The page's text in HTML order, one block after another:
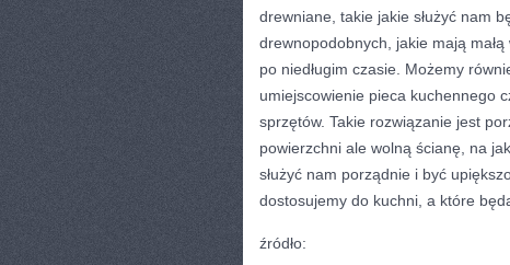
drewniane, takie jakie służyć nam
drewnopodobnych, jakie mają
po niedługim czasie. Możemy
umiejscowienie pieca kuchennego
sprzętów. Takie rozwiązanie jest
powierzchni ale wolną ścianę, na
służyć nam porządnie i być
dostosujemy do kuchni, a które
źródło: